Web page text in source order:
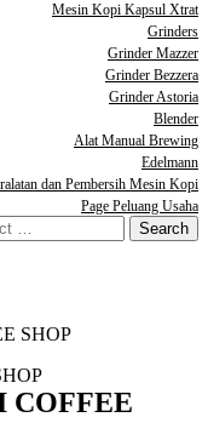
Mesin Kopi Kapsul Xtrat
Grinders
Grinder Mazzer
Grinder Bezzera
Grinder Astoria
Blender
Alat Manual Brewing
Edelmann
dan Pembersih Mesin Kopi
Page Peluang Usaha
SHOP
COFFEE